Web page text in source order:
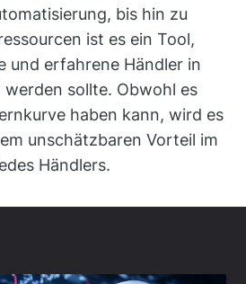
bis hin zu
ist es ein Tool,
und erfahrene Händler in
sollte. Obwohl es
haben kann, wird es
unschätzbaren Vorteil im
Händlers.